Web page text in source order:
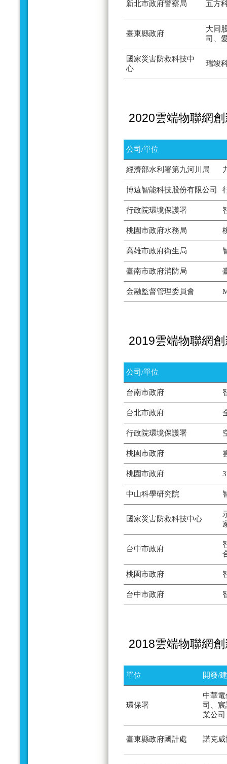
新北市政府警察局 五方
臺東縣政府
大同
司、
國家災害防救科技中
心
瑞竣
2020雲端物聯網
公司/單位
經濟部水利署第九河川局
博遠智能科技股份有限公司
行政院環境保護署
桃園市政府水務局
高雄市政府衛生局
臺南市政府消防局
金融監督管理委員會
2019雲端物聯網
公司/單位
台南市政府
台北市政府
行政院環境保護署
桃園市政府
桃園市政府
中山科學研究院
國家災害防救科技中心
台中市政府
桃園市政府
台中市政府
2018雲端物聯網
單位 開發/
環保署
中華
司、
業公司
臺東縣政府國計處 諾克